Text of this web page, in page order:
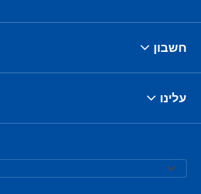
חשבון
עלינו